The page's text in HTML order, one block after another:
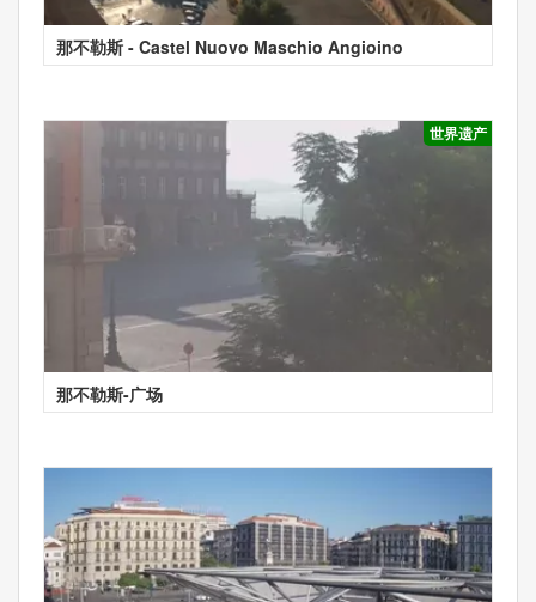
那不勒斯 - Castel Nuovo Maschio Angioino
世界遗产
那不勒斯-广场